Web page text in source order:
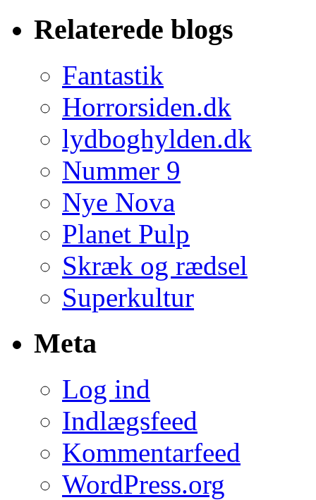
Relaterede blogs
Fantastik
Horrorsiden.dk
lydboghylden.dk
Nummer 9
Nye Nova
Planet Pulp
Skræk og rædsel
Superkultur
Meta
Log ind
Indlægsfeed
Kommentarfeed
WordPress.org